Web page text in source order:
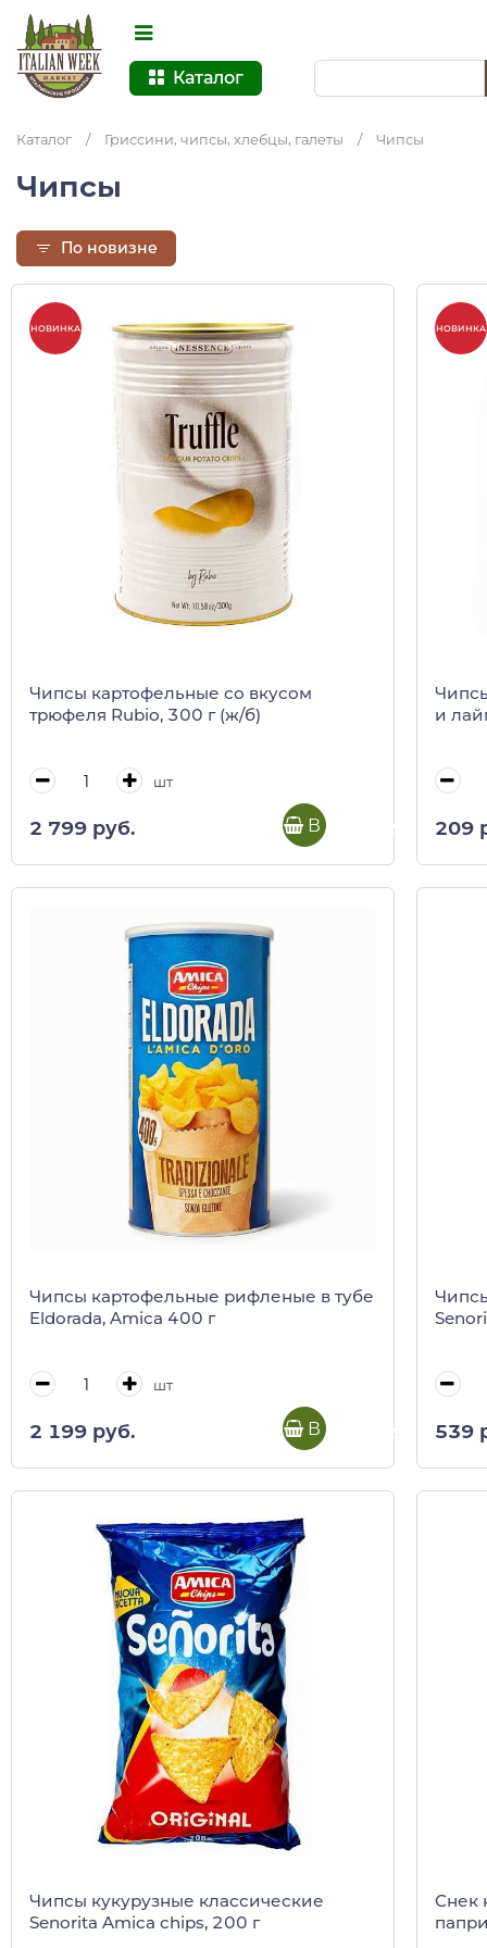
Каталог
Каталог / Гриссини, чипсы, хлебцы, галеты / Чипсы
Чипсы
По новизне
НОВИНКА
Чипсы картофельные со вкусом
трюфеля Rubio, 300 г (ж/б)
шт
2 799 руб. В корзину
НОВИНКА
и
209
Чипсы картофельные рифленые в тубе
Eldorada, Amica 400 г
шт
2 199 руб. В корзину 539
Чипсы кукурузные классические
Senorita Amica chips, 200 г
Снек